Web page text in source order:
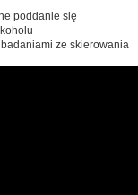
poddanie się
ze skierowania